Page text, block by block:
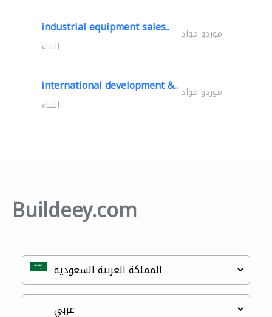
industrial equipment sales.. موردو مواد
البناء
international development &.. موردو مواد
البناء
Buildeey.com